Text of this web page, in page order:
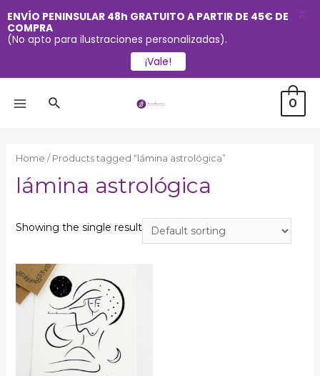
Buscar 0
Home / Products tagged “lámina astrológica”
lámina astrológica
Showing the single result
ENVÍO PENINSULAR 48h GRATUITO A PARTIR DE 45€ DE
COMPRA
(No apto para ilustraciones personalizadas).
¡Vale!
X